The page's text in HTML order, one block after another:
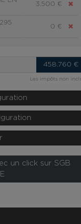
3.500 €
0 €
458.760 €
Les impôts non
un click sur SGB